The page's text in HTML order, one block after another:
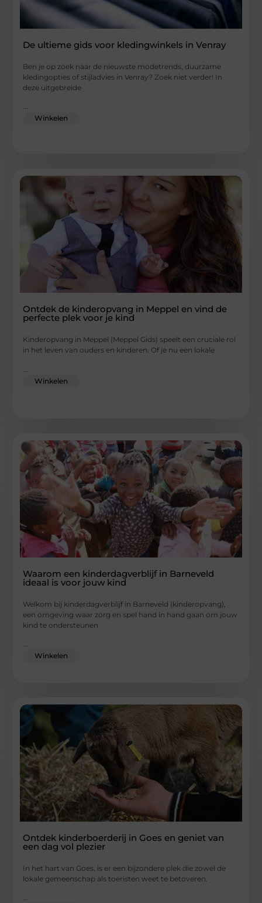
De ultieme gids voor kledingwinkels in Venray
Ben je op zoek naar de nieuwste modetrends, duurzame
kledingopties of stijladvies in Venray? Zoek niet verder! In
deze uitgebreide
...
Winkelen
Ontdek de kinderopvang in Meppel en vind de
perfecte plek voor je kind
Kinderopvang in Meppel (Meppel Gids) speelt een cruciale rol
in het leven van ouders en kinderen. Of je nu een lokale
Winkelen
Waarom een kinderdagverblijf in Barneveld
ideaal is voor jouw kind
Welkom bij kinderdagverblijf in Barneveld (kinderopvang),
een omgeving waar zorg en spel hand in hand gaan om jouw
kind te ondersteunen
...
Winkelen
Ontdek kinderboerderij in Goes en geniet van
een dag vol plezier
In het hart van Goes, is er een bijzondere plek die zowel de
lokale gemeenschap als toeristen weet te betoveren.
...